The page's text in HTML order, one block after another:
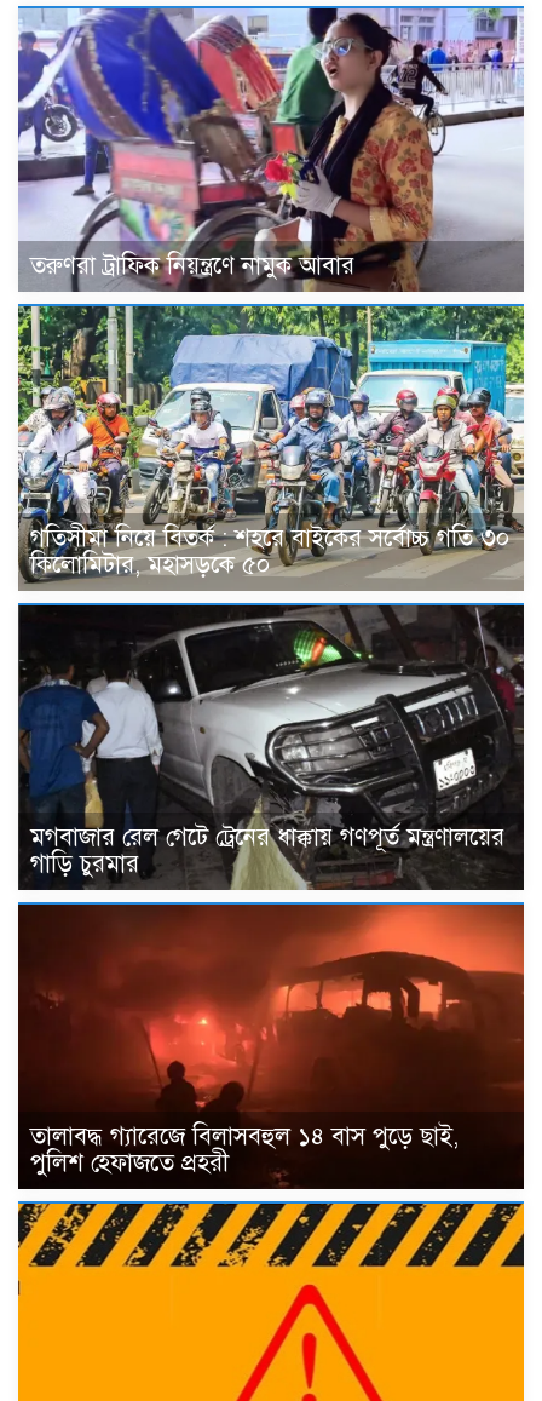
তরুণরা ট্রাফিক নিয়ন্ত্রণে নামুক আবার
গতিসীমা নিয়ে বিতর্ক : শহরে বাইকের সর্বোচ্চ গতি ৩০
কিলোমিটার, মহাসড়কে ৫০
মগবাজার রেল গেটে ট্রেনের ধাক্কায় গণপূর্ত মন্ত্রণালয়ের
গাড়ি চুরমার
তালাবদ্ধ গ্যারেজে বিলাসবহুল ১৪ বাস পুড়ে ছাই,
পুলিশ হেফাজতে প্রহরী